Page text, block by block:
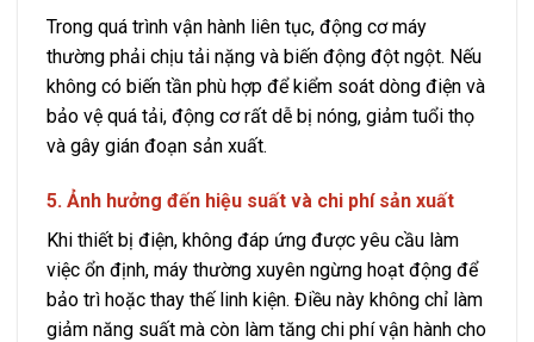
Trong quá trình vận hành liên tục, động cơ máy
thường phải chịu tải nặng và biến động đột ngột. Nếu
không có biến tần phù hợp để kiểm soát dòng điện và
bảo vệ quá tải, động cơ rất dễ bị nóng, giảm tuổi thọ
và gây gián đoạn sản xuất.
5. Ảnh hưởng đến hiệu suất và chi phí sản xuất
Khi thiết bị điện, không đáp ứng được yêu cầu làm
việc ổn định, máy thường xuyên ngừng hoạt động để
bảo trì hoặc thay thế linh kiện. Điều này không chỉ làm
giảm năng suất mà còn làm tăng chi phí vận hành cho